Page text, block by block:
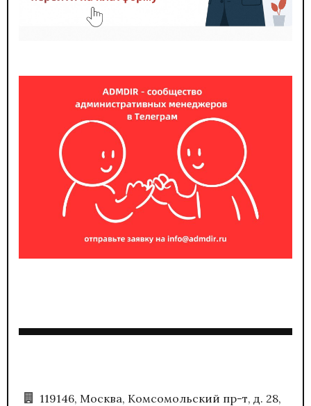
119146, Москва, Комсомольский пр-т, д. 28,